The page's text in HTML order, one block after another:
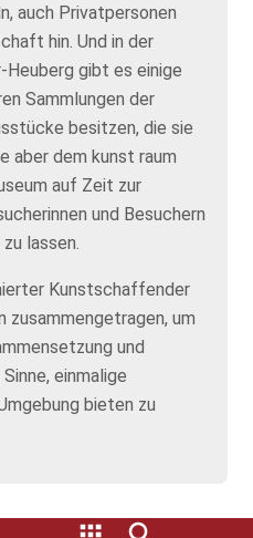
auch Privatpersonen
hin. Und in der
Heuberg gibt es einige
Sammlungen der
besitzen, die sie
aber dem kunst raum
auf Zeit zur
und Besuchern
lassen.
Kunstschaffender
zusammengetragen, um
und
einmalige
bieten zu